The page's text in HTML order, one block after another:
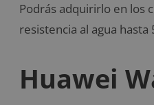
Podrás adquirirlo en los
resistencia al agua
Huawei